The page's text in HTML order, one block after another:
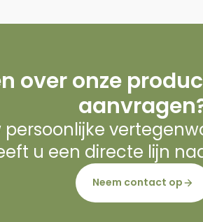
over onze
persoonlijke
u een directe lijn
Neem contact op